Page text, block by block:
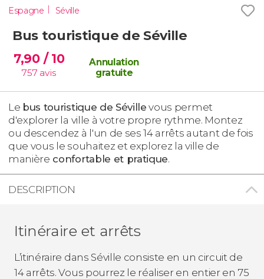
Espagne Séville
Bus touristique de Séville
7,90 / 10
757 avis
Annulation
gratuite
Le bus touristique de Séville vous permet
d'explorer la ville à votre propre rythme. Montez
ou descendez à l'un de ses 14 arrêts autant de fois
que vous le souhaitez et explorez la ville de
manière confortable et pratique.
DESCRIPTION
Itinéraire et arrêts
L’itinéraire dans Séville consiste en un circuit de
14 arrêts. Vous pourrez le réaliser en entier en 75